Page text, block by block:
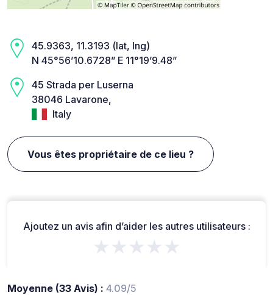
45.9363, 11.3193 (lat, lng)
N 45°56’10.6728” E 11°19’9.48”
45 Strada per Luserna
38046 Lavarone,
Italy
Vous êtes propriétaire de ce lieu ?
Ajoutez un avis afin d’aider les autres utilisateurs :
★★★★★
Moyenne (33 Avis) : 4.09/5